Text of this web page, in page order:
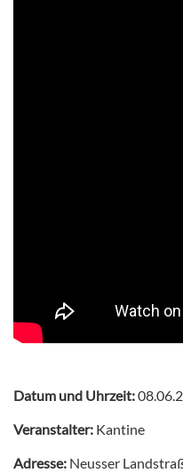
Datum und Uhrzeit:
Veranstalter: Kantine
Adresse: Neusser